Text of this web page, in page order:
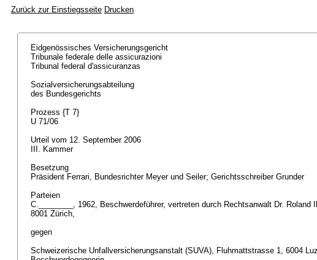
Zurück zur Einstiegsseite Drucken
Eidgenössisches Versicherungsgericht
Tribunale federale delle assicurazioni
Tribunal federal d'assicuranzas
Sozialversicherungsabteilung
des Bundesgerichts
Prozess {T 7}
U 71/06
Urteil vom 12. September 2006
III. Kammer
Besetzung
Präsident Ferrari, Bundesrichter Meyer und Seiler; Gerichtsschreiber Grunder
Parteien
C.________, 1962, Beschwerdeführer, vertreten durch Rechtsanwalt Dr. Roland
8001 Zürich,
gegen
Schweizerische Unfallversicherungsanstalt (SUVA), Fluhmattstrasse 1, 6004